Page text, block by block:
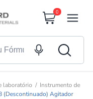
0
laboratório
Instrumento de
(Descontinuado) Agitador